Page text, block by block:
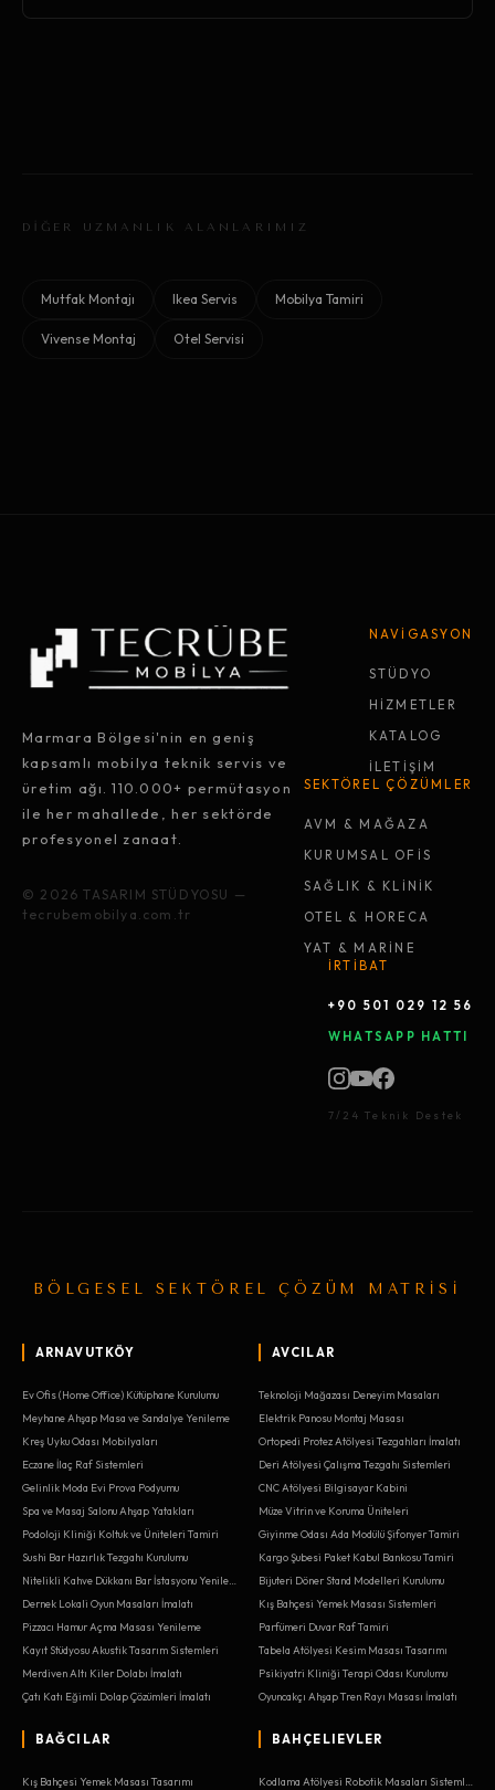
DİĞER UZMANLIK ALANLARIMIZ
Mutfak Montajı Ikea Servis Mobilya Tamiri
Vivense Montaj Otel Servisi
Marmara Bölgesi'nin en geniş
kapsamlı mobilya teknik servis ve
üretim ağı. 110.000+ permütasyon
ile her mahallede, her sektörde
profesyonel zanaat.
© 2026 TASARIM STÜDYOSU —
tecrubemobilya.com.tr
NAVİGASYON
STÜDYO
HİZMETLER
KATALOG
İLETİŞİM
SEKTÖREL ÇÖZÜMLER
AVM & MAĞAZA
KURUMSAL OFİS
SAĞLIK & KLİNİK
OTEL & HORECA
YAT & MARİNE
İRTİBAT
+90 501 029 12 56
WHATSAPP HATTI
7/24 Teknik Destek
BÖLGESEL SEKTÖREL ÇÖZÜM MATRİSİ
ARNAVUTKÖY
Ev Ofis (Home Office) Kütüphane Kurulumu
Meyhane Ahşap Masa ve Sandalye Yenileme
Kreş Uyku Odası Mobilyaları
Eczane İlaç Raf Sistemleri
Gelinlik Moda Evi Prova Podyumu
Spa ve Masaj Salonu Ahşap Yatakları
Podoloji Kliniği Koltuk ve Üniteleri Tamiri
Sushi Bar Hazırlık Tezgahı Kurulumu
Dernek Lokali Oyun Masaları İmalatı
Pizzacı Hamur Açma Masası Yenileme
Kayıt Stüdyosu Akustik Tasarım Sistemleri
Merdiven Altı Kiler Dolabı İmalatı
Çatı Katı Eğimli Dolap Çözümleri İmalatı
AVCILAR
Teknoloji Mağazası Deneyim Masaları
Elektrik Panosu Montaj Masası
Ortopedi Protez Atölyesi Tezgahları İmalatı
Deri Atölyesi Çalışma Tezgahı Sistemleri
CNC Atölyesi Bilgisayar Kabini
Müze Vitrin ve Koruma Üniteleri
Giyinme Odası Ada Modülü Şifonyer Tamiri
Kargo Şubesi Paket Kabul Bankosu Tamiri
Bijuteri Döner Stand Modelleri Kurulumu
Kış Bahçesi Yemek Masası Sistemleri
Parfümeri Duvar Raf Tamiri
Tabela Atölyesi Kesim Masası Tasarımı
Psikiyatri Kliniği Terapi Odası Kurulumu
Oyuncakçı Ahşap Tren Rayı Masası İmalatı
BAĞCILAR
Kış Bahçesi Yemek Masası Tasarımı
BAHÇELIEVLER